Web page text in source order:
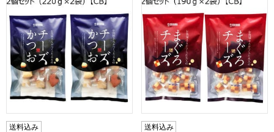
送料込み 送料込み